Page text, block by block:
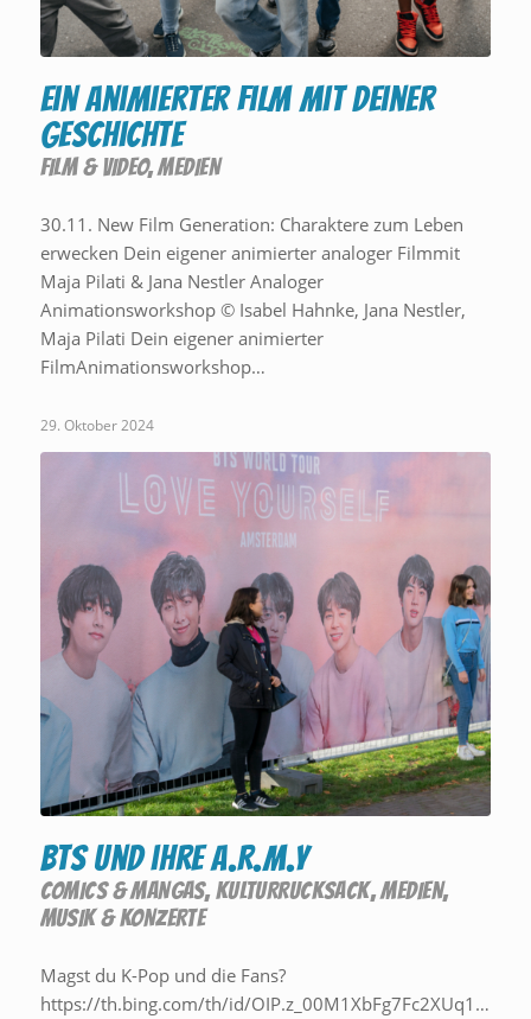
Ein animierter Film mit deiner
Geschichte
FILM & VIDEO,MEDIEN
30.11. New Film Generation: Charaktere zum Leben
erwecken Dein eigener animierter analoger Filmmit
Maja Pilati & Jana Nestler Analoger
Animationsworkshop © Isabel Hahnke, Jana Nestler,
Maja Pilati Dein eigener animierter
FilmAnimationsworkshop…
29. Oktober 2024
BTS und ihre A.R.M.Y
COMICS & MANGAS, KULTURRUCKSACK,MEDIEN,
MUSIK & KONZERTE
Magst du K-Pop und die Fans?
https://th.bing.com/th/id/